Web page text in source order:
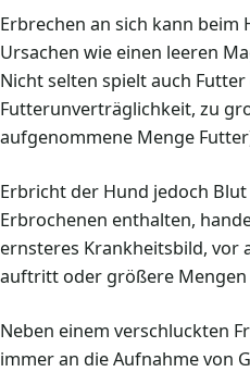
Erbrechen an sich kann
Ursachen wie einen leeren
Nicht selten spielt auch
Futterunverträglichkeit, zu
aufgenommene Menge
Erbricht der Hund jedoch
Erbrochenen enthalten,
ernsteres Krankheitsbild, vor
auftritt oder größere
Neben einem verschluckten
immer an die Aufnahme von